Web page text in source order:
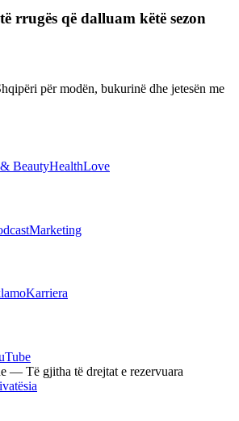
rrugës që dalluam këtë sezon
për modën, bukurinë dhe jetesën me
BeautyHealthLove
Marketing
Karriera
— Të gjitha të drejtat e rezervuara